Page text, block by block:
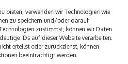
bieten, verwenden wir Technologien wie
zu speichern und/oder darauf
zustimmst, können wir Daten
IDs auf dieser Website verarbeiten.
erteilst oder zurückziehst, können
beeinträchtigt werden.
in
Ballast
stoffe:
Welch
es
Leben